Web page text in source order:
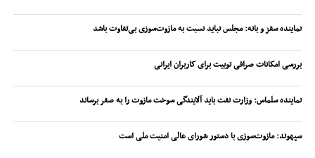
نماینده سقز و بانه: مجلس نباید نسبت به مازوت‌سوزی بی‌تفاوت باشد
بررسی امکانات صرافی توبیت برای کاربران ایرانی
نماینده سلماس: وزارت نفت باید آلایندگی سوخت مازوت را به صفر برساند
سپهوند:‌ مازوت‌سوزی با دستور شورای عالی امنیت ملی است